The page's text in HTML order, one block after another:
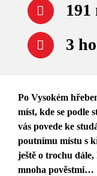
191
3
Po Vysokém
míst, kde se podle
vás povede ke
poutnímu místu s
ještě o trochu
mnoha pověstmi…